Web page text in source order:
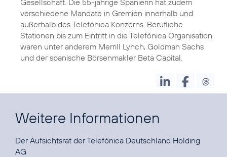
verschiedene Mandate in Gremien innerhalb und
außerhalb des Telefónica Konzerns. Berufliche
Stationen bis zum Eintritt in die Telefónica Organisation
waren unter anderem Merrill Lynch, Goldman Sachs
und der spanische Börsenmakler Beta Capital.
Weitere Informationen
Der Aufsichtsrat der Telefónica Deutschland Holding
AG